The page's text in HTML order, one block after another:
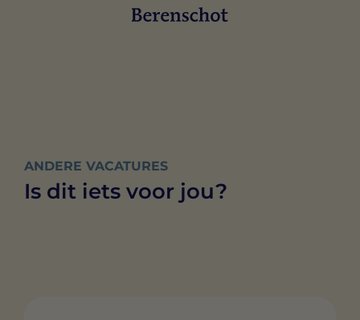
ANDERE VACATURES
Is dit iets voor jou?